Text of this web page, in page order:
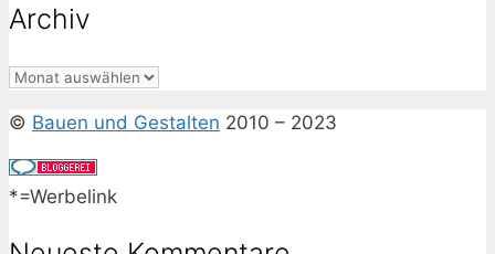
Archiv
Archiv
© Bauen und Gestalten 2010 – 2023
*=Werbelink